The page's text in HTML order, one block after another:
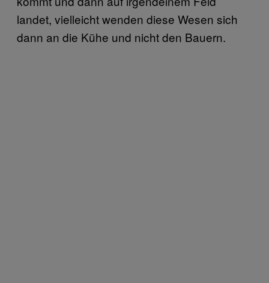
landet, vielleicht wenden diese Wesen sich
dann an die Kühe und nicht den Bauern.